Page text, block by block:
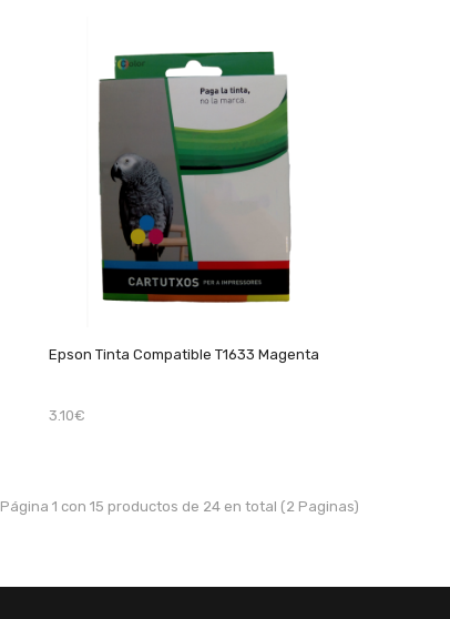
Epson Tinta Compatible T1633 Magenta
3.10€
Página 1 con 15 productos de 24 en total (2 Paginas)